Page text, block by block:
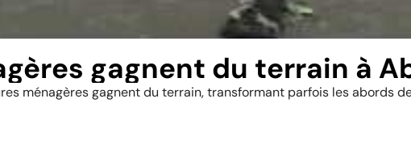
gagnent du terrain à
ménagères gagnent du terrain, transformant parfois les abords